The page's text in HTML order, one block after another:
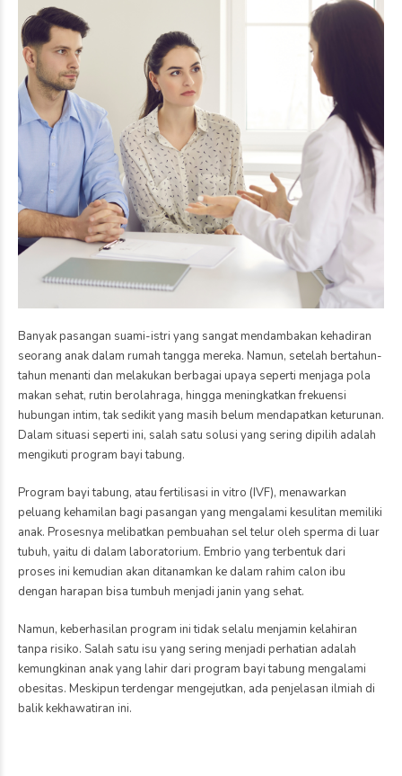
Banyak pasangan suami-istri yang sangat mendambakan kehadiran
seorang anak dalam rumah tangga mereka. Namun, setelah bertahun-
tahun menanti dan melakukan berbagai upaya seperti menjaga pola
makan sehat, rutin berolahraga, hingga meningkatkan frekuensi
hubungan intim, tak sedikit yang masih belum mendapatkan keturunan.
Dalam situasi seperti ini, salah satu solusi yang sering dipilih adalah
mengikuti program bayi tabung.
Program bayi tabung, atau fertilisasi in vitro (IVF), menawarkan
peluang kehamilan bagi pasangan yang mengalami kesulitan memiliki
anak. Prosesnya melibatkan pembuahan sel telur oleh sperma di luar
tubuh, yaitu di dalam laboratorium. Embrio yang terbentuk dari
proses ini kemudian akan ditanamkan ke dalam rahim calon ibu
dengan harapan bisa tumbuh menjadi janin yang sehat.
Namun, keberhasilan program ini tidak selalu menjamin kelahiran
tanpa risiko. Salah satu isu yang sering menjadi perhatian adalah
kemungkinan anak yang lahir dari program bayi tabung mengalami
obesitas. Meskipun terdengar mengejutkan, ada penjelasan ilmiah di
balik kekhawatiran ini.